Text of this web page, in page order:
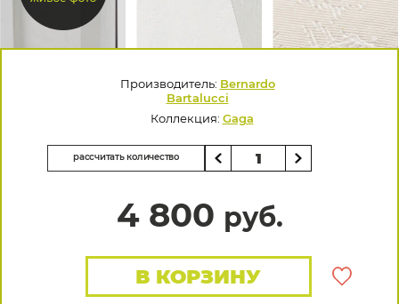
Производитель: Bernardo
Bartalucci
Коллекция: Gaga
рассчитать количество
4 800 руб.
В КОРЗИНУ